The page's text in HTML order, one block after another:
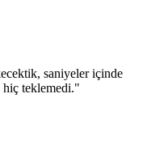
saniyeler içinde
teklemedi."